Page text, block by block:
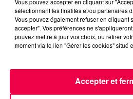
prévention et d'encourager une
responsable de la moto.
DERNIÈRES INFOS
Vous pouvez accepter en cliquant sur
sélectionnant les finalités et/ou partenaires
Vous pouvez également refuser en cliquant
accepter". Vos préférences ne
pouvez mettre à jour vos choix, ou retirer
moment via le lien "Gérer les cookies" situé
Accepter et